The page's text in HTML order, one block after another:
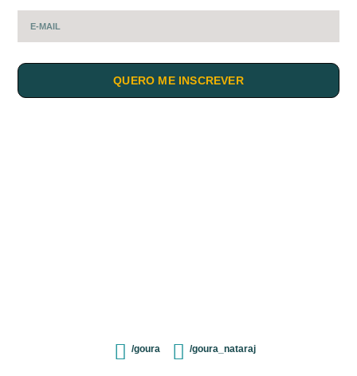
QUERO ME INSCREVER
/goura /goura_nataraj